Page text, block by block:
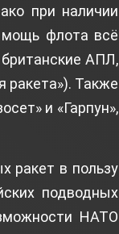
при наличии
мощь флота всё
АПЛ,
ракета»). Также
и «Гарпун»,
ракет в пользу
подводных
НАТО